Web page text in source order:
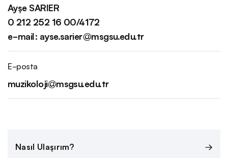
Ayşe SARIER
0 212 252 16 00/4172
e-mail: ayse.sarier@msgsu.edu.tr
E-posta
muzikoloji@msgsu.edu.tr
Nasıl Ulaşırım?